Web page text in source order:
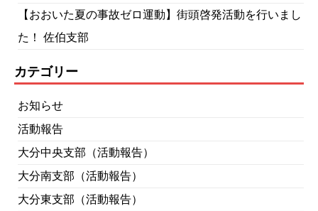
【おおいた夏の事故ゼロ運動】街頭啓発活動を行いまし
た！ 佐伯支部
カテゴリー
お知らせ
活動報告
大分中央支部（活動報告）
大分南支部（活動報告）
大分東支部（活動報告）